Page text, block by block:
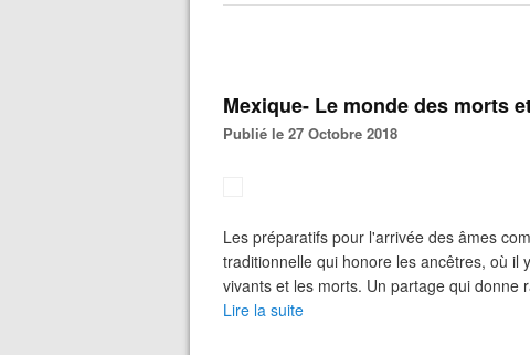
Mexique- Le monde des morts
Publié le 27 Octobre 2018
Les préparatifs pour l'arrivée des âmes
traditionnelle qui honore les ancêtres, où il
vivants et les morts. Un partage qui donne
Lire la suite